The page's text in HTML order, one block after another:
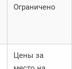
Ограничено
Цены за